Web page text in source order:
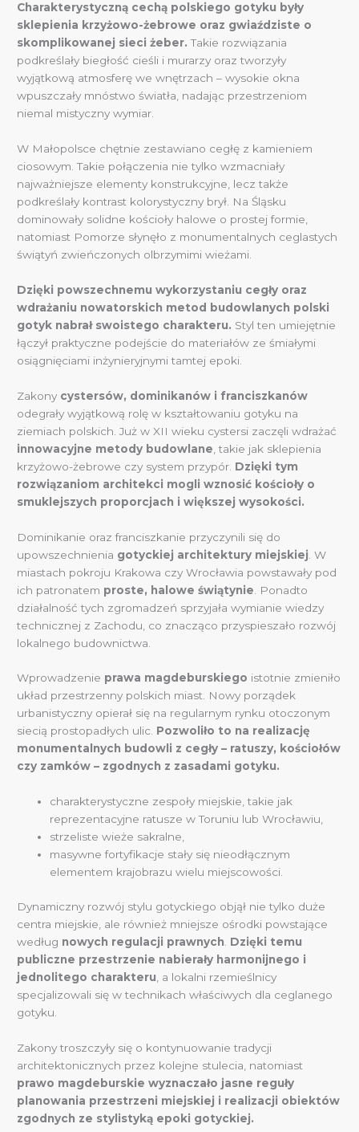
Charakterystyczną cechą polskiego gotyku były
sklepienia krzyżowo-żebrowe oraz gwiaździste o
skomplikowanej sieci żeber. Takie rozwiązania
podkreślały biegłość cieśli i murarzy oraz tworzyły
wyjątkową atmosferę we wnętrzach – wysokie okna
wpuszczały mnóstwo światła, nadając przestrzeniom
niemal mistyczny wymiar.
W Małopolsce chętnie zestawiano cegłę z kamieniem
ciosowym. Takie połączenia nie tylko wzmacniały
najważniejsze elementy konstrukcyjne, lecz także
podkreślały kontrast kolorystyczny brył. Na Śląsku
dominowały solidne kościoły halowe o prostej formie,
natomiast Pomorze słynęło z monumentalnych ceglastych
świątyń zwieńczonych olbrzymimi wieżami.
Dzięki powszechnemu wykorzystaniu cegły oraz
wdrażaniu nowatorskich metod budowlanych polski
gotyk nabrał swoistego charakteru. Styl ten umiejętnie
łączył praktyczne podejście do materiałów ze śmiałymi
osiągnięciami inżynieryjnymi tamtej epoki.
Zakony cystersów, dominikanów i franciszkanów
odegrały wyjątkową rolę w kształtowaniu gotyku na
ziemiach polskich. Już w XII wieku cystersi zaczęli wdrażać
innowacyjne metody budowlane , takie jak sklepienia
krzyżowo-żebrowe czy system przypór. Dzięki tym
rozwiązaniom architekci mogli wznosić kościoły o
smuklejszych proporcjach i większej wysokości.
Dominikanie oraz franciszkanie przyczynili się do
upowszechnienia gotyckiej architektury miejskiej . W
miastach pokroju Krakowa czy Wrocławia powstawały pod
ich patronatem proste, halowe świątynie . Ponadto
działalność tych zgromadzeń sprzyjała wymianie wiedzy
technicznej z Zachodu, co znacząco przyspieszało rozwój
lokalnego budownictwa.
Wprowadzenie prawa magdeburskiego istotnie zmieniło
układ przestrzenny polskich miast. Nowy porządek
urbanistyczny opierał się na regularnym rynku otoczonym
siecią prostopadłych ulic. Pozwoliło to na realizację
monumentalnych budowli z cegły – ratuszy, kościołów
czy zamków – zgodnych z zasadami gotyku.
charakterystyczne zespoły miejskie, takie jak
reprezentacyjne ratusze w Toruniu lub Wrocławiu,
strzeliste wieże sakralne,
masywne fortyfikacje stały się nieodłącznym
elementem krajobrazu wielu miejscowości.
Dynamiczny rozwój stylu gotyckiego objął nie tylko duże
centra miejskie, ale również mniejsze ośrodki powstające
według nowych regulacji prawnych Dzięki temu
publiczne przestrzenie nabierały harmonijnego i
jednolitego charakteru , a lokalni rzemieślnicy
specjalizowali się w technikach właściwych dla ceglanego
gotyku.
Zakony troszczyły się o kontynuowanie tradycji
architektonicznych przez kolejne stulecia, natomiast
prawo magdeburskie wyznaczało jasne reguły
planowania przestrzeni miejskiej i realizacji obiektów
zgodnych ze stylistyką epoki gotyckiej.